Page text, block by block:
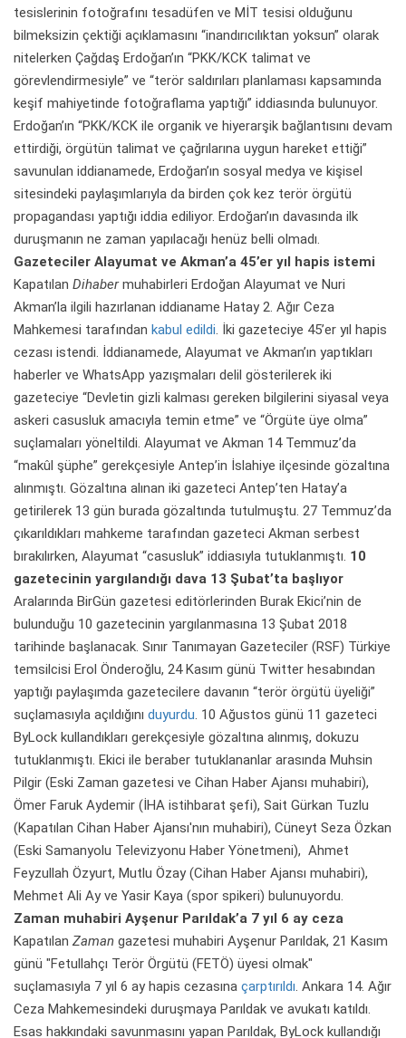
tesislerinin fotoğrafını tesadüfen ve MİT tesisi olduğunu
bilmeksizin çektiği açıklamasını “inandırıcılıktan yoksun” olarak
nitelerken Çağdaş Erdoğan’ın “PKK/KCK talimat ve
görevlendirmesiyle” ve “terör saldırıları planlaması kapsamında
keşif mahiyetinde fotoğraflama yaptığı” iddiasında bulunuyor.
Erdoğan’ın “PKK/KCK ile organik ve hiyerarşik bağlantısını devam
ettirdiği, örgütün talimat ve çağrılarına uygun hareket ettiği”
savunulan iddianamede, Erdoğan’ın sosyal medya ve kişisel
sitesindeki paylaşımlarıyla da birden çok kez terör örgütü
propagandası yaptığı iddia ediliyor. Erdoğan’ın davasında ilk
duruşmanın ne zaman yapılacağı henüz belli olmadı.
Gazeteciler Alayumat ve Akman’a 45’er yıl hapis istemi
Kapatılan Dihabermuhabirleri Erdoğan Alayumat ve Nuri
Akman’la ilgili hazırlanan iddianame Hatay 2. Ağır Ceza
Mahkemesi tarafından kabul edildi. İki gazeteciye 45’er yıl hapis
cezası istendi. İddianamede, Alayumat ve Akman’ın yaptıkları
haberler ve WhatsApp yazışmaları delil gösterilerek iki
gazeteciye “Devletin gizli kalması gereken bilgilerini siyasal veya
askeri casusluk amacıyla temin etme” ve “Örgüte üye olma”
suçlamaları yöneltildi. Alayumat ve Akman 14 Temmuz’da
“makûl şüphe” gerekçesiyle Antep’in İslahiye ilçesinde gözaltına
alınmıştı. Gözaltına alınan iki gazeteci Antep’ten Hatay’a
getirilerek 13 gün burada gözaltında tutulmuştu. 27 Temmuz’da
çıkarıldıkları mahkeme tarafından gazeteci Akman serbest
bırakılırken, Alayumat “casusluk” iddiasıyla tutuklanmıştı. 10
gazetecinin yargılandığı dava 13 Şubat’ta başlıyor
Aralarında BirGün gazetesi editörlerinden Burak Ekici’nin de
bulunduğu 10 gazetecinin yargılanmasına 13 Şubat 2018
tarihinde başlanacak. Sınır Tanımayan Gazeteciler (RSF) Türkiye
temsilcisi Erol Önderoğlu, 24 Kasım günü Twitter hesabından
yaptığı paylaşımda gazetecilere davanın “terör örgütü üyeliği”
suçlamasıyla açıldığını duyurdu. 10 Ağustos günü 11 gazeteci
ByLock kullandıkları gerekçesiyle gözaltına alınmış, dokuzu
tutuklanmıştı. Ekici ile beraber tutuklananlar arasında Muhsin
Pilgir (Eski Zaman gazetesi ve Cihan Haber Ajansı muhabiri),
Ömer Faruk Aydemir (İHA istihbarat şefi), Sait Gürkan Tuzlu
(Kapatılan Cihan Haber Ajansı'nın muhabiri), Cüneyt Seza Özkan
(Eski Samanyolu Televizyonu Haber Yönetmeni), Ahmet
Feyzullah Özyurt, Mutlu Özay (Cihan Haber Ajansı muhabiri),
Mehmet Ali Ay ve Yasir Kaya (spor spikeri) bulunuyordu.
Zaman muhabiri Ayşenur Parıldak’a 7 yıl 6 ay ceza
Kapatılan Zaman gazetesi muhabiri Ayşenur Parıldak, 21 Kasım
günü "Fetullahçı Terör Örgütü (FETÖ) üyesi olmak"
suçlamasıyla 7 yıl 6 ay hapis cezasına çarptırıldı. Ankara 14. Ağır
Ceza Mahkemesindeki duruşmaya Parıldak ve avukatı katıldı.
Esas hakkındaki savunmasını yapan Parıldak, ByLock kullandığı